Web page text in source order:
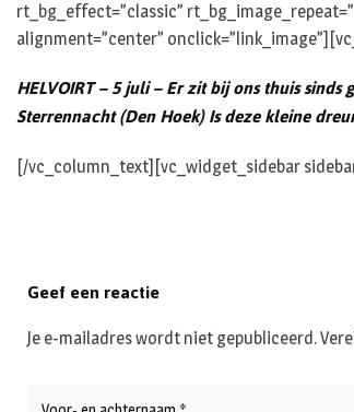
rt_bg_effect=”classic”
alignment=”center”
HELVOIRT – 5 juli – Er zit bij ons thuis
Sterrennacht (Den Hoek) Is deze kleine
[/vc_column_text][vc_widget_sidebar
Geef een reactie
Je e-mailadres wordt niet gepubliceerd.